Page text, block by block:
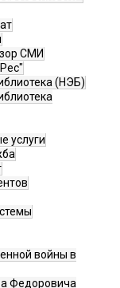
СМИ
(НЭБ)
услуги
войны в
Федоровича